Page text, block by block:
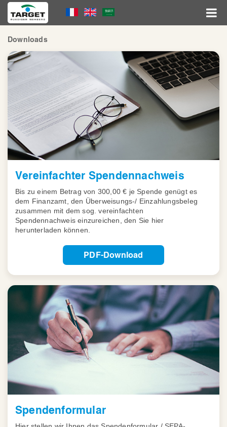
Skip
main
Language
Menu
Hauptnavigation
Downloads
Vereinfachter Spendennachweis
Bis zu einem Betrag von 300,00 € je Spende genügt es
dem Finanzamt, den Überweisungs-/ Einzahlungsbeleg
zusammen mit dem sog. vereinfachten
Spendennachweis einzureichen, den Sie hier
herunterladen können.
PDF-Download
Spendenformular